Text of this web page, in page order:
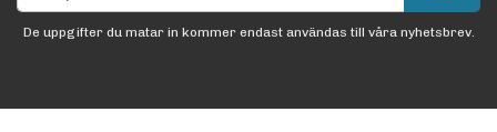
De uppgifter du matar in kommer endast användas till våra nyhetsbrev.